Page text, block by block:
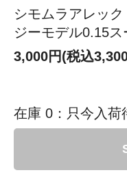
シモムラアレッ
ジーモデル0.15ス
3,000円(税込
在庫 0：只今入荷